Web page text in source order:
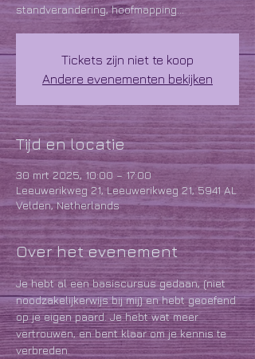
standverandering, hoofmapping...
Tickets zijn niet te koop
Andere evenementen bekijken
Tijd en locatie
30 mrt 2025, 10:00 – 17:00
Leeuwerikweg 21, Leeuwerikweg 21, 5941 AL
Velden, Netherlands
Over het evenement
Je hebt al een basiscursus gedaan, (niet
noodzakelijkerwijs bij mij) en hebt geoefend
op je eigen paard. Je hebt wat meer
vertrouwen, en bent klaar om je kennis te
verbreden.